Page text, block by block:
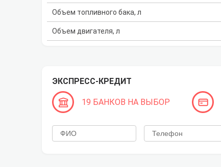
Объем топливного бака, л
Объем двигателя, л
ЭКСПРЕСС-КРЕДИТ
19 БАНКОВ НА ВЫБОР